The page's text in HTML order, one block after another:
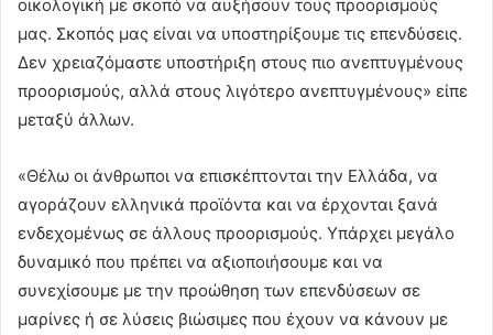
οικολογική με σκοπό να αυξήσουν τους προορισμούς
μας. Σκοπός μας είναι να υποστηρίξουμε τις επενδύσεις.
Δεν χρειαζόμαστε υποστήριξη στους πιο ανεπτυγμένους
προορισμούς, αλλά στους λιγότερο ανεπτυγμένους» είπε
μεταξύ άλλων.
«Θέλω οι άνθρωποι να επισκέπτονται την Ελλάδα, να
αγοράζουν ελληνικά προϊόντα και να έρχονται ξανά
ενδεχομένως σε άλλους προορισμούς. Υπάρχει μεγάλο
δυναμικό που πρέπει να αξιοποιήσουμε και να
συνεχίσουμε με την προώθηση των επενδύσεων σε
μαρίνες ή σε λύσεις βιώσιμες που έχουν να κάνουν με